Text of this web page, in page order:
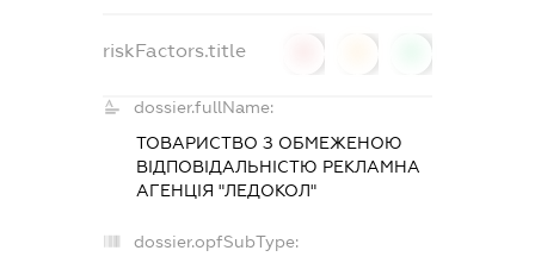
riskFactors.title
dossier.fullName:
ТОВАРИСТВО З ОБМЕЖЕНОЮ
ВІДПОВІДАЛЬНІСТЮ РЕКЛАМНА
АГЕНЦІЯ "ЛЕДОКОЛ"
dossier.opfSubType: